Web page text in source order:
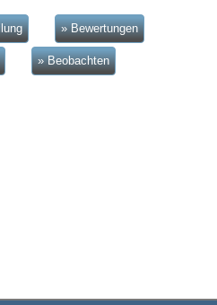
» Bewertungen
» Beobachten